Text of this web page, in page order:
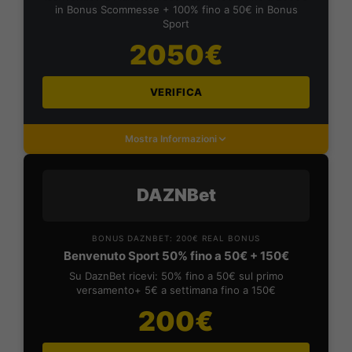
in Bonus Scommesse + 100% fino a 50€ in Bonus
Sport
2050€
VERIFICA
Mostra Informazioni
DAZNBet
BONUS DAZNBET: 200€ REAL BONUS
Benvenuto Sport 50% fino a 50€ + 150€
Su DaznBet ricevi: 50% fino a 50€ sul primo
versamento+ 5€ a settimana fino a 150€
200€